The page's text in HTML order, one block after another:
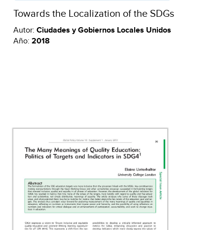
Towards the Localization of the SDGs
Autor: Ciudades y Gobiernos Locales Unidos
Año: 2018